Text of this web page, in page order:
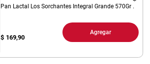
Pan Lactal Los Sorchantes Integral Grande 570Gr .
$ 169,90
Agregar